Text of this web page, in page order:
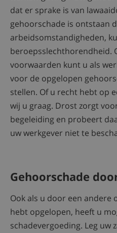
dat er sprake is van
gehoorschade is ontstaan
arbeidsomstandigheden,
beroepsslechthorendheid.
voorwaarden kunt u als
voor de opgelopen
stellen. Of u recht hebt op
wij u graag. Drost zorgt
begeleiding en probeert
uw werkgever niet te
Gehoorschade
Ook als u door een andere
hebt opgelopen, heeft u
schadevergoeding. Leg uw